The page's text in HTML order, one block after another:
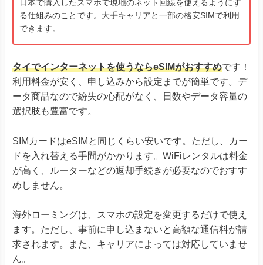
日本で購入したスマホで現地のネット回線を使えるようにす
る仕組みのことです。大手キャリアと一部の格安SIMで利用
できます。
タイでインターネットを使うならeSIMがおすすめです！
利用料金が安く、申し込みから設定までが簡単です。デ
ータ商品なので紛失の心配がなく、日数やデータ容量の
選択肢も豊富です。
SIMカードはeSIMと同じくらい安いです。ただし、カー
ドを入れ替える手間がかかります。WiFiレンタルは料金
が高く、ルーターなどの返却手続きが必要なのでおすす
めしません。
海外ローミングは、スマホの設定を変更するだけで使え
ます。ただし、事前に申し込まないと高額な通信料が請
求されます。また、キャリアによっては対応していませ
ん。